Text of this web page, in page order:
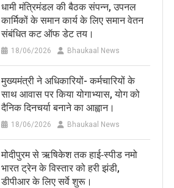
धामी मंत्रिमंडल की बैठक संपन्न, उपनल
कार्मिकों के समान कार्य के लिए समान वेतन
संबंधित कट ऑफ डेट तय।
18/06/2026 Bhaukaal News
मुख्यमंत्री ने अधिकारियों- कर्मचारियों के
साथ आवास पर किया योगाभ्यास, योग को
दैनिक दिनचर्या बनाने का आह्वान।
18/06/2026 Bhaukaal News
मोदीपुरम से ऋषिकेश तक हाई‑स्पीड नमो
भारत ट्रेन के विस्तार को हरी झंडी,
डीपीआर के लिए सर्वे शुरू।